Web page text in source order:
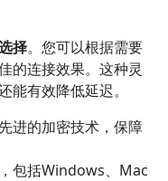
择。您可以根据需要
的连接效果。这种灵
能有效降低延迟。
进的加密技术，保障
包括Windows、Mac